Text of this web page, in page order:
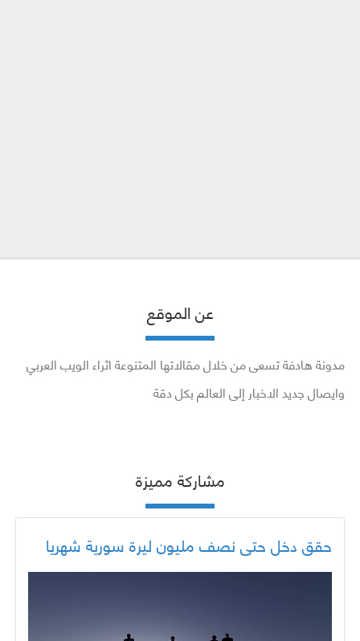
عن الموقع
مدونة هادفة تسعى من خلال مقالاتها المتنوعة اثراء الويب العربي
وايصال جديد الاخبار إلى العالم بكل دقة
مشاركة مميزة
حقق دخل حتى نصف مليون ليرة سورية شهريا